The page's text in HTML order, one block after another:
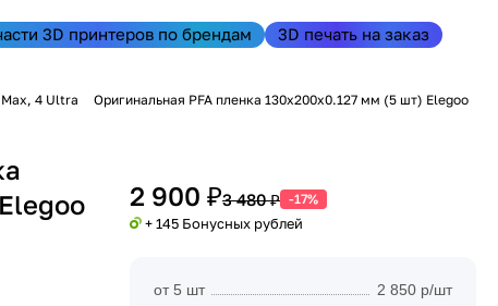
3D принтеров по брендам 3D печать на заказ
Max, 4 Ultra
Оригинальная PFA пленка 130x200x0.127 мм (5 шт) Elegoo
2 900 ₽3 480 ₽ -17%
+ 145 Бонусных рублей
от 5 шт
2 850 р/шт